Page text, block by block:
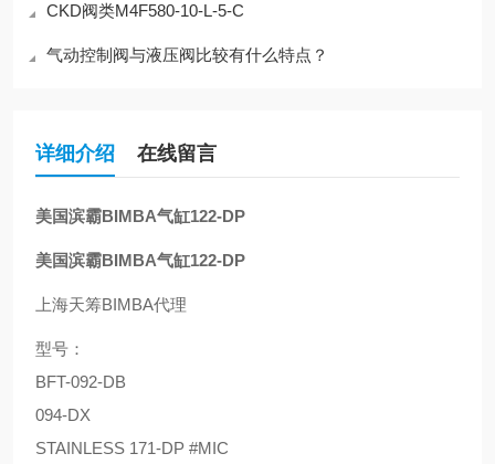
CKD阀类M4F580-10-L-5-C
气动控制阀与液压阀比较有什么特点？
详细介绍 在线留言
美国滨霸BIMBA气缸122-DP
美国滨霸BIMBA气缸122-DP
上海天筹BIMBA代理
型号：
BFT-092-DB
094-DX
STAINLESS 171-DP #MIC